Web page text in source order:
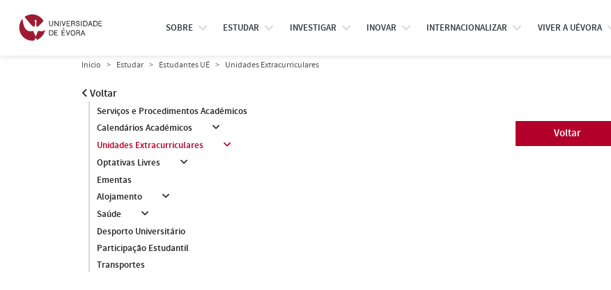
SOBRE ESTUDAR INVESTIGAR INOVAR INTERNACIONALIZAR VIVER A UÉVORA
Início Estudar Estudantes UÉ Unidades Extracurriculares
Voltar
Serviços e Procedimentos Académicos
Calendários Académicos
Unidades Extracurriculares
Optativas Livres
Ementas
Alojamento
Saúde
Desporto Universitário
Participação Estudantil
Transportes
Voltar